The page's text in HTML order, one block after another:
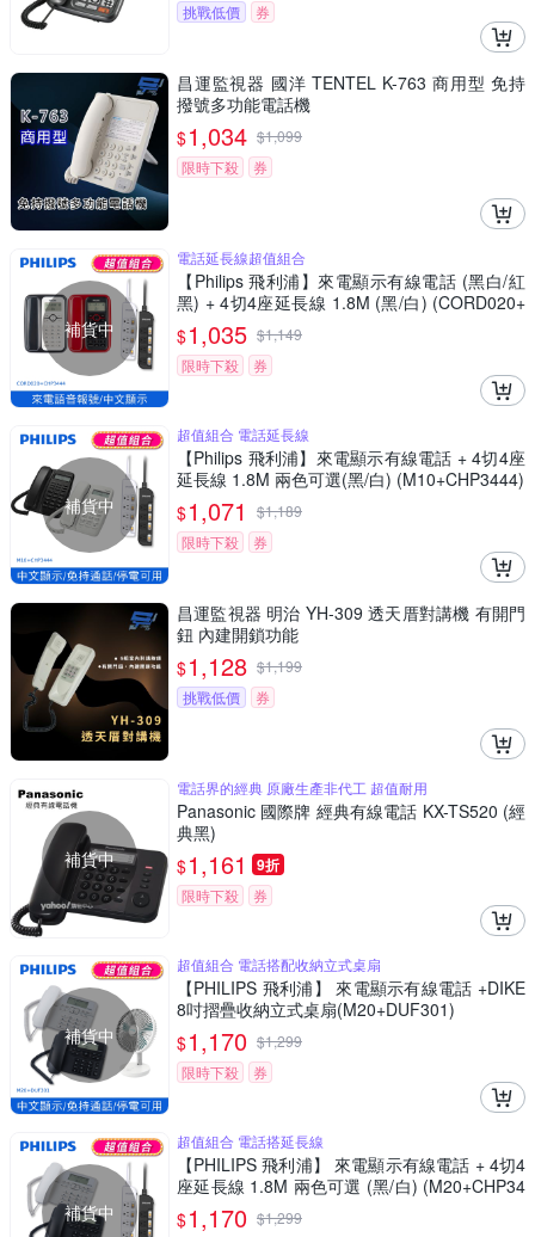
挑戰低價 券
昌運監視器 國洋 TENTEL K-763 商用型 免持
撥號多功能電話機
$1,034 $1,099
限時下殺
券
補貨中
電話延長線超值組合
【Philips 飛利浦】來電顯示有線電話 (黑白/紅
黑) + 4切4座延長線 1.8M (黑/白) (CORD020+
CHP3444)
$1,035 $1,149
限時下殺
券
補貨中
超值組合 電話延長線
【Philips 飛利浦】來電顯示有線電話 + 4切4座
延長線 1.8M 兩色可選(黑/白) (M10+CHP3444)
$1,071 $1,189
限時下殺
券
昌運監視器 明治 YH-309 透天厝對講機 有開門
鈕 內建開鎖功能
$1,128 $1,199
挑戰低價
券
補貨中
電話界的經典 原廠生產非代工 超值耐用
Panasonic 國際牌 經典有線電話 KX-TS520 (經
典黑)
$1,161 9折
限時下殺 券
補貨中
超值組合 電話搭配收納立式桌扇
【PHILIPS 飛利浦】 來電顯示有線電話 +DIKE
8吋摺疊收納立式桌扇(M20+DUF301)
$1,170 $1,299
限時下殺
券
補貨中
超值組合 電話搭延長線
【PHILIPS 飛利浦】 來電顯示有線電話 + 4切4
座延長線 1.8M 兩色可選 (黑/白) (M20+CHP34
44)
$1,170 $1,299